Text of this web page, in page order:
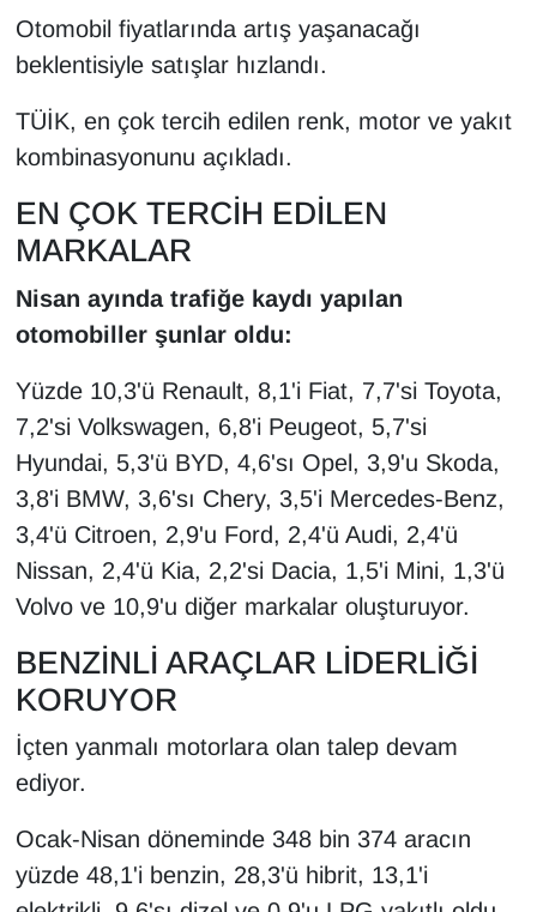
Otomobil fiyatlarında artış yaşanacağı
beklentisiyle satışlar hızlandı.
TÜİK, en çok tercih edilen renk, motor ve yakıt
kombinasyonunu açıkladı.
EN ÇOK TERCİH EDİLEN
MARKALAR
Nisan ayında trafiğe kaydı yapılan
otomobiller şunlar oldu:
Yüzde 10,3'ü Renault, 8,1'i Fiat, 7,7'si Toyota,
7,2'si Volkswagen, 6,8'i Peugeot, 5,7'si
Hyundai, 5,3'ü BYD, 4,6'sı Opel, 3,9'u Skoda,
3,8'i BMW, 3,6'sı Chery, 3,5'i Mercedes-Benz,
3,4'ü Citroen, 2,9'u Ford, 2,4'ü Audi, 2,4'ü
Nissan, 2,4'ü Kia, 2,2'si Dacia, 1,5'i Mini, 1,3'ü
Volvo ve 10,9'u diğer markalar oluşturuyor.
BENZİNLİ ARAÇLAR LİDERLİĞİ
KORUYOR
İçten yanmalı motorlara olan talep devam
ediyor.
Ocak-Nisan döneminde 348 bin 374 aracın
yüzde 48,1'i benzin, 28,3'ü hibrit, 13,1'i
HABERDE İNSAN
İngilizce
Kadın
Kamu Alımları
Kim Kimdir?
Kültür & Sanat
KURDÎ
MEDYA
ONE EKONOMİ
Resmi İlanlar
RÖPORTAJ
Seri İlan